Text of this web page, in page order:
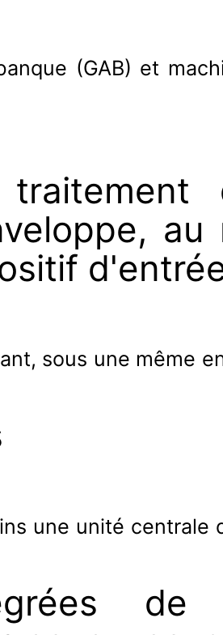
(GAB) et
au
sous une même
une unité
de